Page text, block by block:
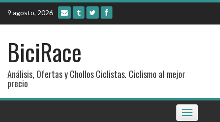
Skip
content
9 agosto, 2026
BiciRace
Análisis, Ofertas y Chollos Ciclistas. Ciclismo al mejor
precio
Toggle
navigation